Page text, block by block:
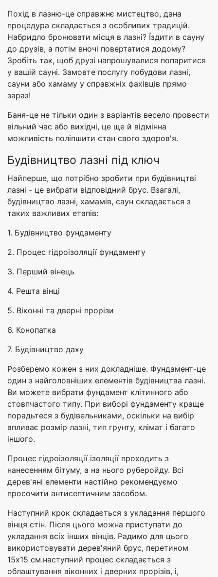
Похід в лазню-це справжнє мистецтво, дана
процедура складається з особливих традицій.
Набридло бронювати місця в лазні? Їздити в сауну
до друзів, а потім вночі повертатися додому?
Зробіть так, щоб друзі напрошувалися попаритися
у вашій сауні. Замовте послугу побудови лазні,
сауни або хамаму у справжніх фахівців прямо
зараз!
Баня-це не тільки один з варіантів весело провести
вільний час або вихідні, це ще й відмінна
можливість поліпшити стан свого здоров'я.
Будівництво лазні під ключ
Найперше, що потрібно зробити при будівництві
лазні - це вибрати відповідний брус. Взагалі,
будівництво лазні, хамамів, саун складається з
таких важливих етапів:
1. Будівництво фундаменту
2. Процес гідроізоляції фундаменту
3. Перший вінець
4. Решта вінці
5. Віконні та дверні прорізи
6. Конопатка
7. Будівництво даху
Розберемо кожен з них докладніше. Фундамент-це
один з найголовніших елементів будівництва лазні.
Ви можете вибрати фундамент клітинного або
стовпчастого типу. При виборі фундаменту краще
порадьтеся з будівельниками, оскільки на вибір
впливає розмір лазні, тип грунту, клімат і багато
іншого.
Процес гідроізоляції ізоляції проходить з
нанесенням бітуму, а на нього руберойду. Всі
дерев'яні елементи настійно рекомендуємо
просочити антисептичним засобом.
Наступний крок складається з укладання першого
вінця стін. Після цього можна приступати до
укладання всіх інших вінців. Радимо для цього
використовувати дерев'яний брус, перетином
15х15 см.наступний процес складається з
облаштування віконних і дверних прорізів, і,